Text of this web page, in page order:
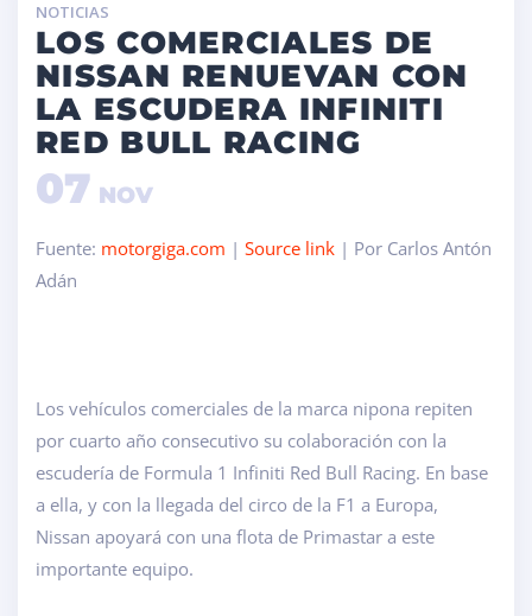
NOTICIAS
LOS COMERCIALES DE
NISSAN RENUEVAN CON
LA ESCUDERA INFINITI
RED BULL RACING
07 NOV
Fuente: motorgiga.com | Source link | Por Carlos Antón
Adán
Los vehículos comerciales de la marca nipona repiten
por cuarto año consecutivo su colaboración con la
escudería de Formula 1 Infiniti Red Bull Racing. En base
a ella, y con la llegada del circo de la F1 a Europa,
Nissan apoyará con una flota de Primastar a este
importante equipo.